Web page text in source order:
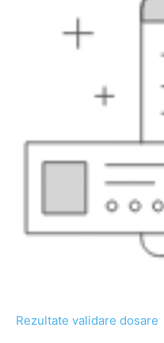
Rezultate validare dosare